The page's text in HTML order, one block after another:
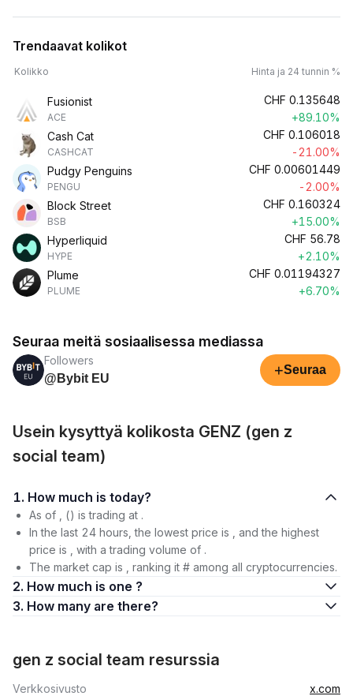
Trendaavat kolikot
Kolikko Hinta ja 24 tunnin %
Fusionist
ACE
CHF 0.135648
+89.10%
Cash Cat
CASHCAT
CHF 0.106018
-21.00%
Pudgy Penguins
PENGU
CHF 0.00601449
-2.00%
Block Street
BSB
CHF 0.160324
+15.00%
Hyperliquid
HYPE
CHF 56.78
+2.10%
Plume
PLUME
CHF 0.01194327
+6.70%
Seuraa meitä sosiaalisessa mediassa
Followers
@Bybit EU
+Seuraa
Usein kysyttyä kolikosta GENZ (gen z
social team)
1. How much is today?
As of , () is trading at .
In the last 24 hours, the lowest price is , and the highest
price is , with a trading volume of .
The market cap is , ranking it # among all cryptocurrencies.
2. How much is one ?
3. How many are there?
gen z social team resurssia
Verkkosivusto
x.com